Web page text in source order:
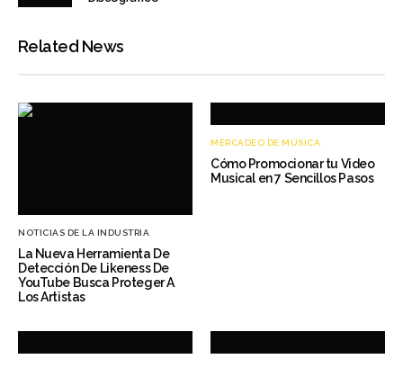
Related News
NOTICIAS DE LA INDUSTRIA
La Nueva Herramienta De
Detección De Likeness De
YouTube Busca Proteger A
Los Artistas
MERCADEO DE MÚSICA
Cómo Promocionar tu Video
Musical en 7 Sencillos Pasos